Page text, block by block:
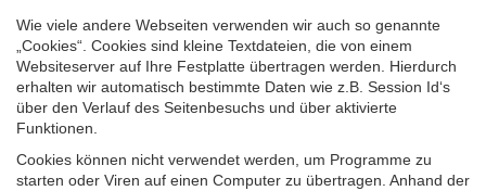
Wie viele andere Webseiten verwenden wir auch so genannte
„Cookies“. Cookies sind kleine Textdateien, die von einem
Websiteserver auf Ihre Festplatte übertragen werden. Hierdurch
erhalten wir automatisch bestimmte Daten wie z.B. Session Id‘s
über den Verlauf des Seitenbesuchs und über aktivierte
Funktionen.
Cookies können nicht verwendet werden, um Programme zu
starten oder Viren auf einen Computer zu übertragen. Anhand der